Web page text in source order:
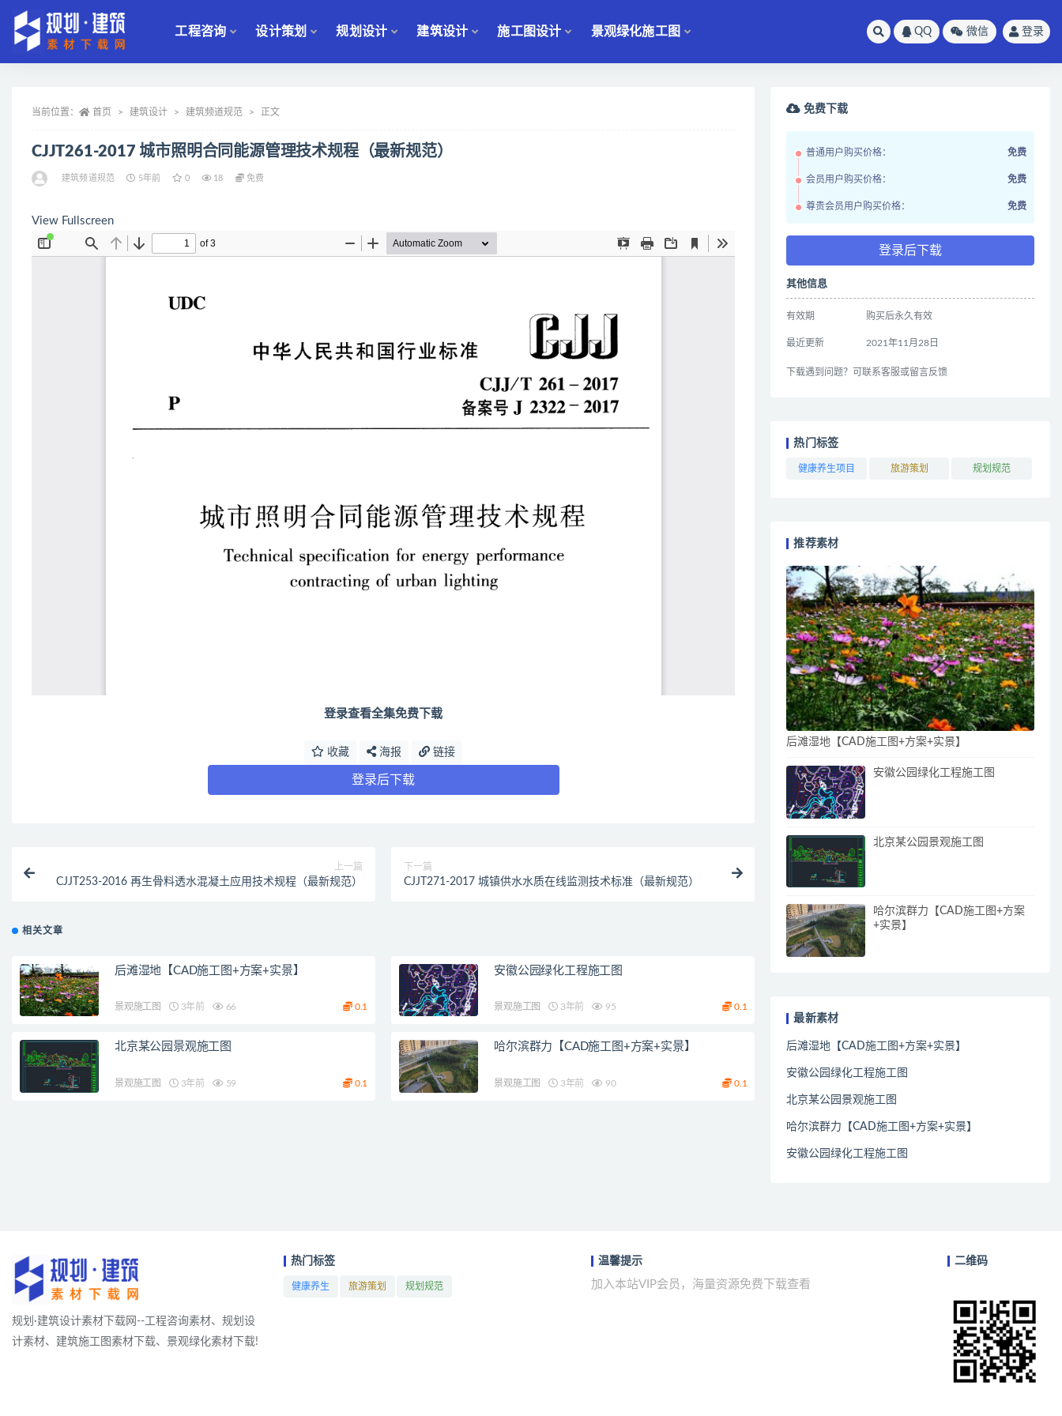
工程咨询 设计策划 规划设计 建筑设计 施工图设计 景观绿化施工图 QQ 微信 登录
当前位置： 首页 建筑设计 建筑频道规范 正文
CJJT261-2017 城市照明合同能源管理技术规程（最新规范）
建筑频道规范 5年前 0 18 免费
View Fullscreen
登录查看全集免费下载
收藏 海报 链接
登录后下载
上一篇
CJJT253-2016 再生骨料透水混凝土应用技术规程（最新规范）
下一篇
CJJT271-2017 城镇供水水质在线监测技术标准（最新规范）
相关文章
后滩湿地【CAD施工图+方案+实景】
景观施工图 3年前 66 0.1
安徽公园绿化工程施工图
景观施工图 3年前 95 0.1
北京某公园景观施工图
景观施工图 3年前 59 0.1
哈尔滨群力【CAD施工图+方案+实景】
景观施工图 3年前 90 0.1
免费下载
普通用户购买价格： 免费
会员用户购买价格： 免费
尊贵会员用户购买价格： 免费
登录后下载
其他信息
有效期 购买后永久有效
最近更新 2021年11月28日
下载遇到问题？可联系客服或留言反馈
热门标签
健康养生项目 旅游策划 规划规范
推荐素材
后滩湿地【CAD施工图+方案+实景】
安徽公园绿化工程施工图
北京某公园景观施工图
哈尔滨群力【CAD施工图+方案
+实景】
最新素材
后滩湿地【CAD施工图+方案+实景】
安徽公园绿化工程施工图
北京某公园景观施工图
哈尔滨群力【CAD施工图+方案+实景】
安徽公园绿化工程施工图
规划·建筑设计素材下载网--工程咨询素材、规划设
计素材、建筑施工图素材下载、景观绿化素材下载!
热门标签
健康养生 旅游策划 规划规范
温馨提示
加入本站VIP会员，海量资源免费下载查看
二维码